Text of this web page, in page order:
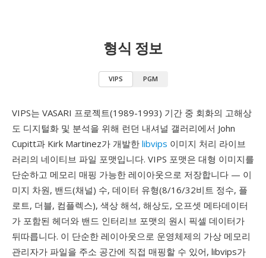
형식 정보
VIPS PGM
VIPS는 VASARI 프로젝트(1989-1993) 기간 중 회화의 고해상
도 디지털화 및 분석을 위해 런던 내셔널 갤러리에서 John
Cupitt과 Kirk Martinez가 개발한 libvips 이미지 처리 라이브
러리의 네이티브 파일 포맷입니다. VIPS 포맷은 대형 이미지를
단순하고 메모리 매핑 가능한 레이아웃으로 저장합니다 — 이
미지 차원, 밴드(채널) 수, 데이터 유형(8/16/32비트 정수, 플
로트, 더블, 컴플렉스), 색상 해석, 해상도, 오프셋 메타데이터
가 포함된 헤더와 밴드 인터리브 포맷의 원시 픽셀 데이터가
뒤따릅니다. 이 단순한 레이아웃으로 운영체제의 가상 메모리
관리자가 파일을 주소 공간에 직접 매핑할 수 있어, libvips가